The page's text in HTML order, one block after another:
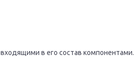
в его состав компонентами.